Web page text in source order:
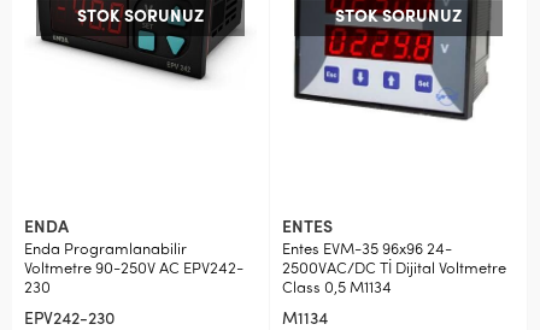
STOK SORUNUZ
ENDA
Enda Programlanabilir
Voltmetre 90-250V AC EPV242-
230
EPV242-230
STOK SORUNUZ
ENTES
Entes EVM-35 96x96 24-
2500VAC/DC Tİ Dijital Voltmetre
Class 0,5 M1134
M1134